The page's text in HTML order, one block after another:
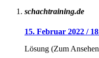
schachtraining.de
15. Februar 2022 /
Lösung (Zum